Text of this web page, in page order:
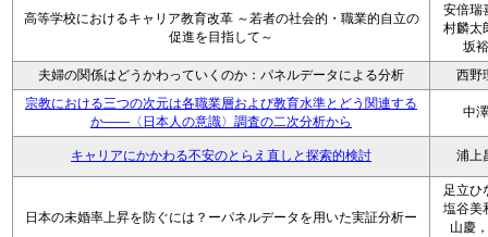
高等学校におけるキャリア教育改革 ～若者の社会的・職業的自立の
促進を目指して～
安倍瑞
村麟太
坂
夫婦の関係はどうかわっていくのか：パネルデータによる分析
西野
宗教における三つの次元は各職業層および教育水準とどう関連する
か――〈日本人の意識〉調査の二次分析から
中
キャリアにかかわる不安のとらえ直しと探索的検討 浦上
日本の未婚率上昇を防ぐには？ーパネルデータを用いた実証分析ー
足立ひ
塩谷美
山慶